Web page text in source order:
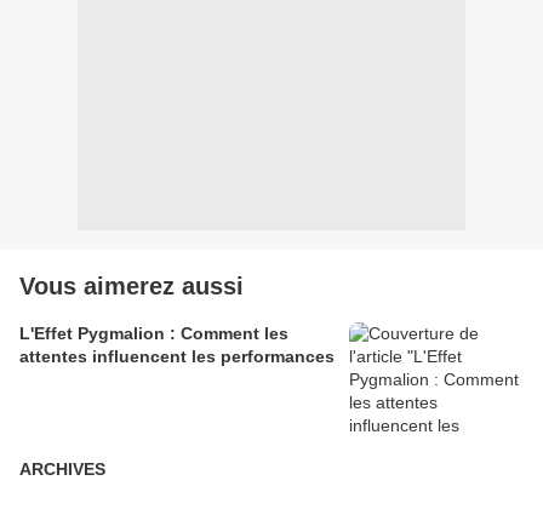
Vous aimerez aussi
L'Effet Pygmalion : Comment les
attentes influencent les performances
ARCHIVES